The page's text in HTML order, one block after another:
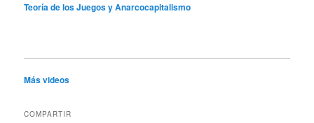
Teoría de los Juegos y Anarcocapitalismo
Más videos
COMPARTIR